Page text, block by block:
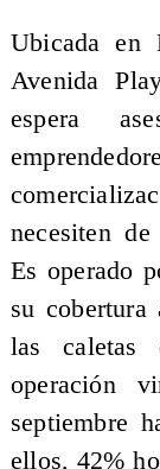
Ubicada en
Avenida
espera
necesiten
Es operado
su
las caletas
operación
septiembre
ellos, 42%